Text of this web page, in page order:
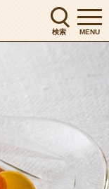
検索 MENU